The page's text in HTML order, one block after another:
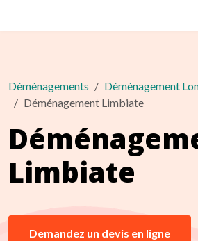
Déménagements
Déménagement
Déménagement Limbiate
Limbiate
Demandez un devis en ligne